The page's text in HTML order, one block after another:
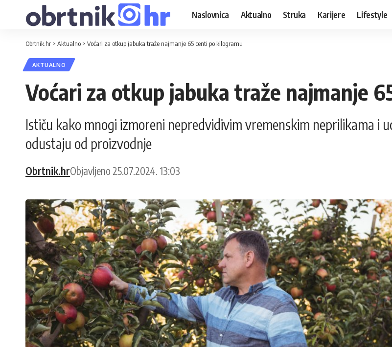
Naslovnica Aktualno Struka Karijere Lifestyle
Obrtnik.hr > Aktualno > Voćari za otkup jabuka traže najmanje 65 centi po kilogramu
AKTUALNO
Voćari za otkup jabuka traže najmanje
Ističu kako mnogi izmoreni nepredvidivim vremenskim neprilikama i
odustaju od proizvodnje
Obrtnik.hrObjavljeno 25.07.2024. 13:03